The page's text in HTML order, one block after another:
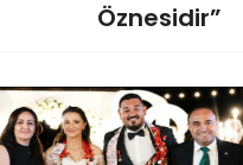
Öznesidir”